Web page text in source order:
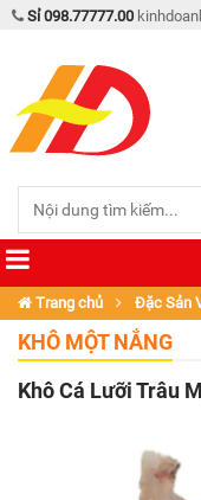
Sỉ 098.77777.00
Trang chủ Đặc Sản
KHÔ MỘT NẮNG
Khô Cá Lưỡi Trâu